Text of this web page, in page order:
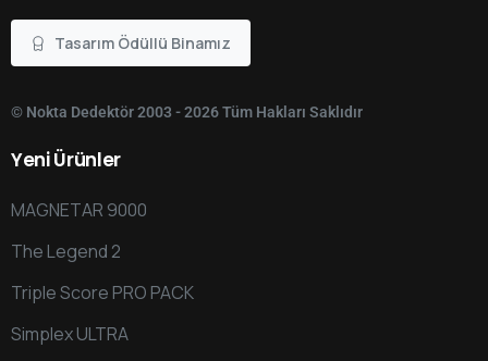
Tasarım Ödüllü Binamız
© Nokta Dedektör 2003 - 2026 Tüm Hakları Saklıdır
YeniÜrünler
MAGNETAR 9000
The Legend 2
Triple Score PRO PACK
Simplex ULTRA